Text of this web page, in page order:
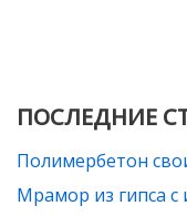
ПОСЛЕДНИЕ
Полимербетон
Мрамор из гипса с